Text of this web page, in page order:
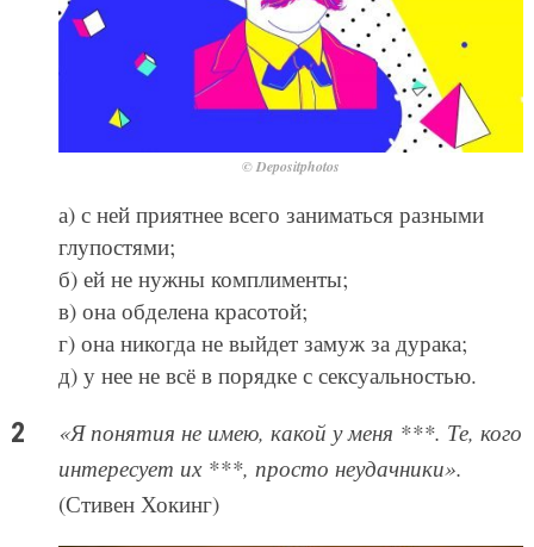
© Depositphotos
а) с ней приятнее всего заниматься разными
глупостями;
б) ей не нужны комплименты;
в) она обделена красотой;
г) она никогда не выйдет замуж за дурака;
д) у нее не всё в порядке с сексуальностью.
«Я понятия не имею, какой у меня ***. Те, кого
интересует их ***, просто неудачники».
(Стивен Хокинг)